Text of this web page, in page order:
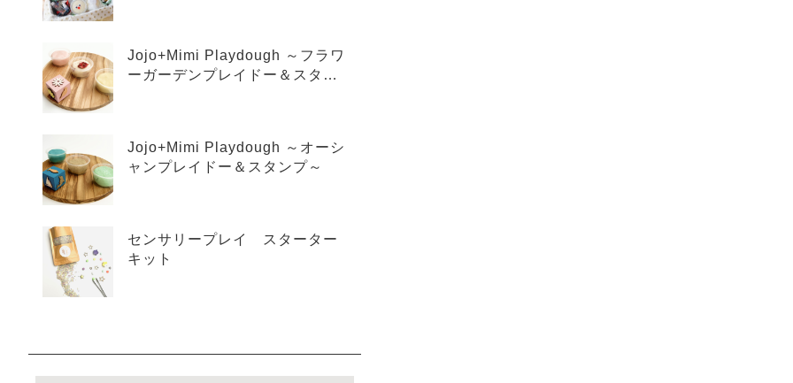
Jojo+Mimi Playdough ～フラワ
ーガーデンプレイドー＆スタン
Jojo+Mimi Playdough ～オーシ
ャンプレイドー＆スタンプ～
センサリープレイ スターター
キット